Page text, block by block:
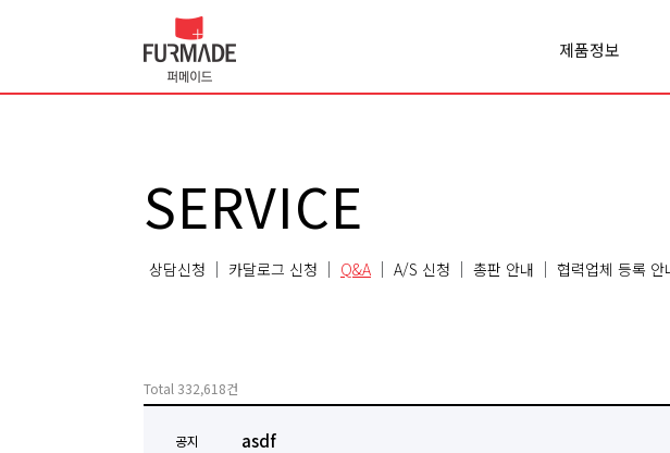
제품정보
Office space
Classroom
SERVICE
상담신청 카달로그 신청 Q&A A/S 신청 총판 안내 협력업체 등록 안
Total 332,618건
공지 asdf